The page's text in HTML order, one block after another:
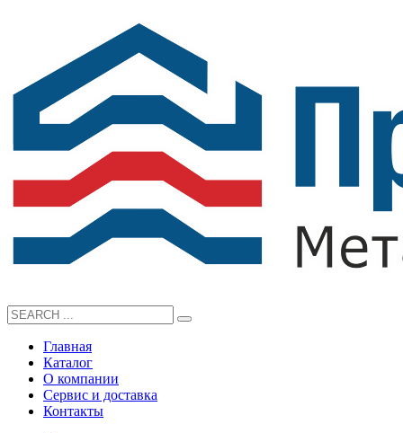
Главная
Каталог
О компании
Сервис и доставка
Контакты